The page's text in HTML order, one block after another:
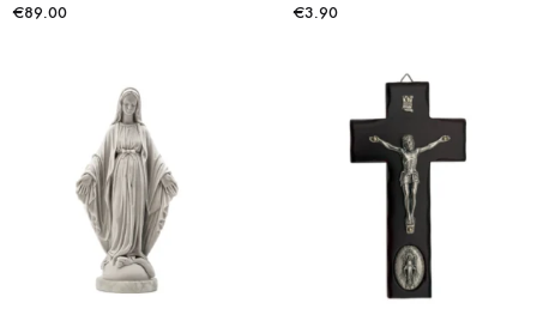
€89.00 €3.90